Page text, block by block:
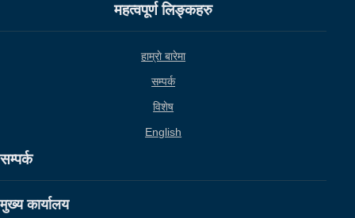
महत्वपूर्ण लिङ्कहरु
हाम्राे बारेमा
सम्पर्क
विशेष
English
सम्पर्क
मुख्य कार्यालय